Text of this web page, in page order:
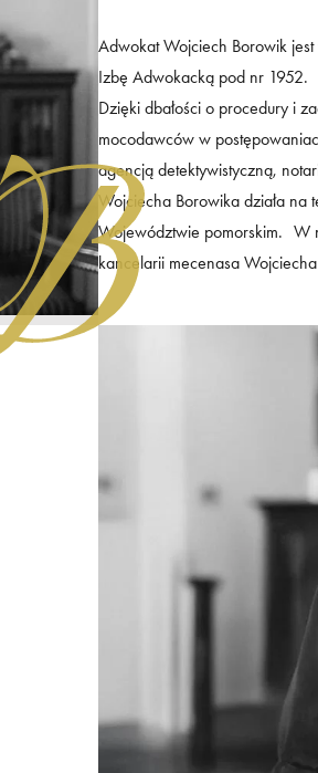
Adwokat Wojciech Borowik
Izbę Adwokacką pod nr 1952.
Dzięki dbałości o procedury i
mocodawców w
agencją detektywistyczną,
Wojciecha Borowika działa
Województwie pomorskim. W
kancelarii mecenasa